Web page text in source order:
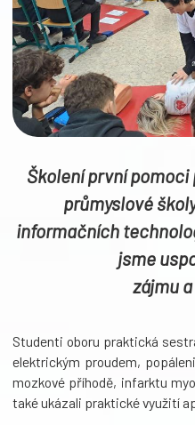
Školení první
průmyslové
informačních
jsme
zájmu
Studenti oboru praktická
elektrickým proudem,
mozkové příhodě, infarktu
také ukázali praktické využití